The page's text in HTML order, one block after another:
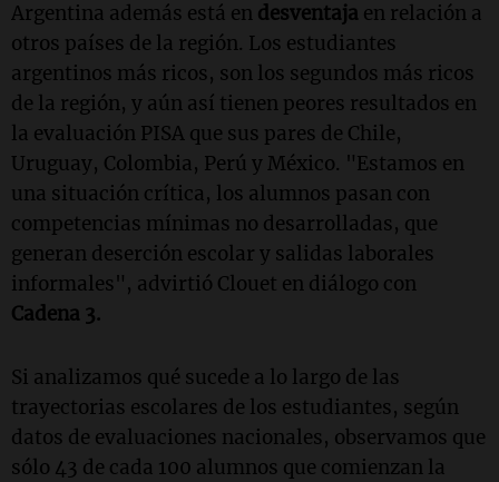
Argentina además está en desventaja en relación a
otros países de la región. Los estudiantes
argentinos más ricos, son los segundos más ricos
de la región, y aún así tienen peores resultados en
la evaluación PISA que sus pares de Chile,
Uruguay, Colombia, Perú y México. "Estamos en
una situación crítica, los alumnos pasan con
competencias mínimas no desarrolladas, que
generan deserción escolar y salidas laborales
informales", advirtió Clouet en diálogo con
Cadena 3.
Si analizamos qué sucede a lo largo de las
trayectorias escolares de los estudiantes, según
datos de evaluaciones nacionales, observamos que
sólo 43 de cada 100 alumnos que comienzan la